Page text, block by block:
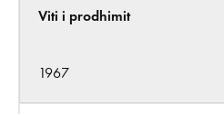
Viti i prodhimit
1967